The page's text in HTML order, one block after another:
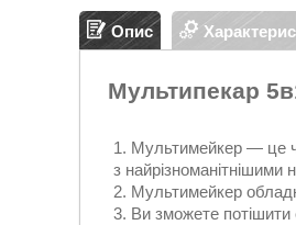
Опис
Мультипекар
Мультимейкер — це
з
Мультимейкер
Ви зможете